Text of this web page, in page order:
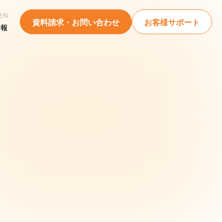
資料請求・お問い合わせ お客様サポート